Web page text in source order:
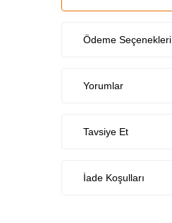
Ödeme Seçenekleri
Yorumlar
Tavsiye Et
İade Koşulları